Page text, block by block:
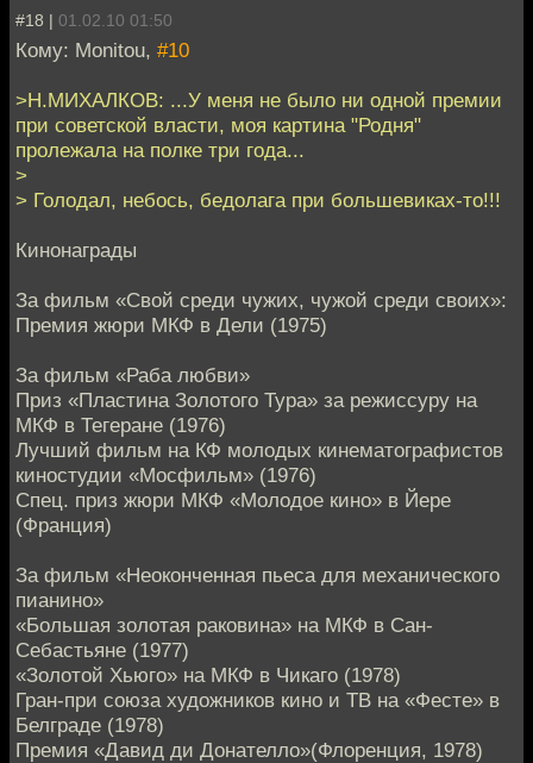
#18 | 01.02.10 01:50
Кому: Monitou, #10
>Н.МИХАЛКОВ: ...У меня не было ни одной премии
при советской власти, моя картина "Родня"
пролежала на полке три года...
>
> Голодал, небось, бедолага при большевиках-то!!!
Кинонаграды
За фильм «Свой среди чужих, чужой среди своих»:
Премия жюри МКФ в Дели (1975)
За фильм «Раба любви»
Приз «Пластина Золотого Тура» за режиссуру на
МКФ в Тегеране (1976)
Лучший фильм на КФ молодых кинематографистов
киностудии «Мосфильм» (1976)
Спец. приз жюри МКФ «Молодое кино» в Йере
(Франция)
За фильм «Неоконченная пьеса для механического
пианино»
«Большая золотая раковина» на МКФ в Сан-
Себастьяне (1977)
«Золотой Хьюго» на МКФ в Чикаго (1978)
Гран-при союза художников кино и ТВ на «Фесте» в
Белграде (1978)
Премия «Давид ди Донателло»(Флоренция, 1978)